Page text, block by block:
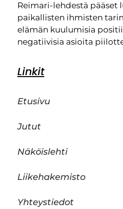
Reimari-lehdestä pääset
paikallisten ihmisten
elämän kuulumisia
negatiivisia asioita
Linkit
Etusivu
Jutut
Näköislehti
Liikehakemisto
Yhteystiedot